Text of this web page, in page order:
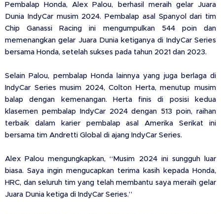
Pembalap Honda, Alex Palou, berhasil meraih gelar Juara
Dunia IndyCar musim 2024. Pembalap asal Spanyol dari tim
Chip Ganassi Racing ini mengumpulkan 544 poin dan
memenangkan gelar Juara Dunia ketiganya di IndyCar Series
bersama Honda, setelah sukses pada tahun 2021 dan 2023.
Selain Palou, pembalap Honda lainnya yang juga berlaga di
IndyCar Series musim 2024, Colton Herta, menutup musim
balap dengan kemenangan. Herta finis di posisi kedua
klasemen pembalap IndyCar 2024 dengan 513 poin, raihan
terbaik dalam karier pembalap asal Amerika Serikat ini
bersama tim Andretti Global di ajang IndyCar Series.
Alex Palou mengungkapkan, “Musim 2024 ini sungguh luar
biasa. Saya ingin mengucapkan terima kasih kepada Honda,
HRC, dan seluruh tim yang telah membantu saya meraih gelar
Juara Dunia ketiga di IndyCar Series.”